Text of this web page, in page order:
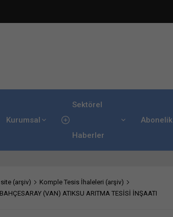
Kurumsal
Sektörel
Haberler
Abonelik
(arşiv)
Komple Tesis İhaleleri (arşiv)
(VAN) ATIKSU ARITMA TESİSİ İNŞAATI